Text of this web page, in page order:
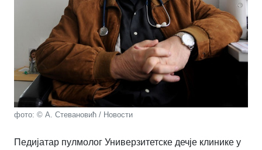
фото: © А. Стевановић / Новости
Педијатар пулмолог Универзитетске дечје клинике у